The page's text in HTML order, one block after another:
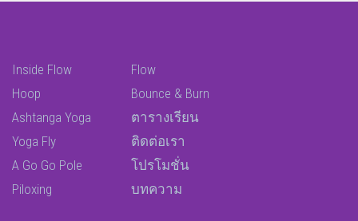
Inside Flow
Hoop
Ashtanga Yoga
Yoga Fly
A Go Go Pole
Piloxing
Flow
Bounce & Burn
ตารางเรียน
ติดต่อเรา
โปรโมชั่น
บทความ